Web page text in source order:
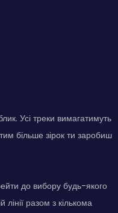
Усі треки вимагатимуть
більше зірок ти заробиш
до вибору будь-якого
разом з кількома